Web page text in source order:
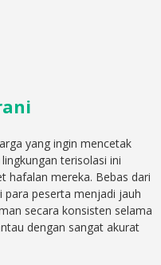
yang ingin mencetak
terisolasi ini
hafalan mereka. Bebas dari
para peserta menjadi jauh
secara konsisten selama
dengan sangat akurat